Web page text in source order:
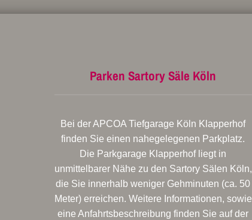
Parken Sartory Säle Köln
Bei der APCOA Tiefgarage Köln Klapperhof
finden Sie einen nahegelegenen Parkplatz.
Die Parkgarage Klapperhof liegt in
unmittelbarer Nähe zu den Sartory Sälen Köln,
die Sie innerhalb weniger Gehminuten (ca. 50
Meter) erreichen. Weitere Informationen, sowie
eine Anfahrtsbeschreibung finden Sie auf der